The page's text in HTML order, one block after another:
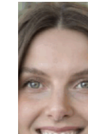
Beats
(VOR